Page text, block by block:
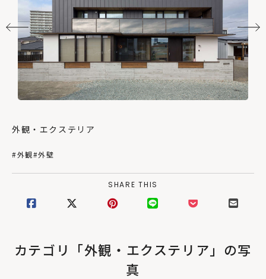
外観・エクステリア
#外観#外壁
SHARE THIS
カテゴリ「外観・エクステリア」の写
真